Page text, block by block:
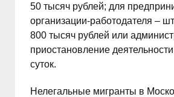
50 тысяч рублей; для
организации-работодателя –
800 тысяч рублей или
приостановление
суток.
Нелегальные мигранты в